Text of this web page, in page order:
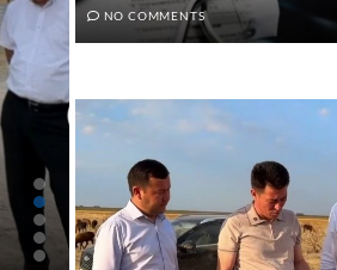
ЖАҢАЛЫҚТАР
Көкдөненді
"ҚҰЛАН ТАҢЫ" АҚПАРАТ.
NO COMMENTS